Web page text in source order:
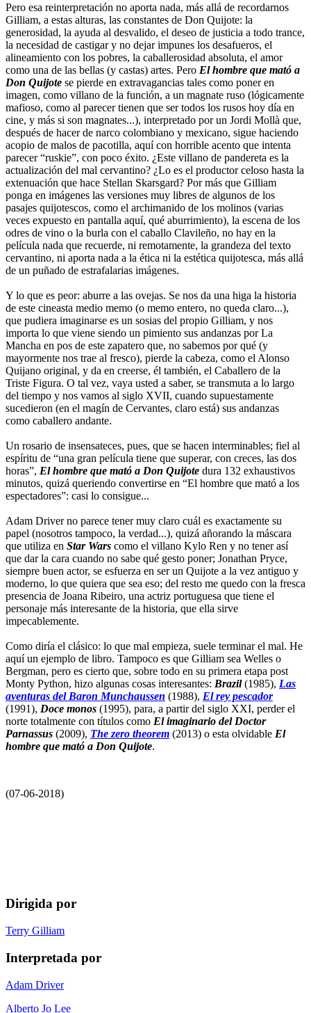
Pero esa reinterpretación no aporta nada, más allá de recordarnos
Gilliam, a estas alturas, las constantes de Don Quijote: la
generosidad, la ayuda al desvalido, el deseo de justicia a todo trance,
la necesidad de castigar y no dejar impunes los desafueros, el
alineamiento con los pobres, la caballerosidad absoluta, el amor
como una de las bellas (y castas) artes. Pero El hombre que mató a
Don Quijote se pierde en extravagancias tales como poner en
imagen, como villano de la función, a un magnate ruso (lógicamente
mafioso, como al parecer tienen que ser todos los rusos hoy día en
cine, y más si son magnates...), interpretado por un Jordi Mollà que,
después de hacer de narco colombiano y mexicano, sigue haciendo
acopio de malos de pacotilla, aquí con horrible acento que intenta
parecer “ruskie”, con poco éxito. ¿Este villano de pandereta es la
actualización del mal cervantino? ¿Lo es el productor celoso hasta la
extenuación que hace Stellan Skarsgard? Por más que Gilliam
ponga en imágenes las versiones muy libres de algunos de los
pasajes quijotescos, como el archimanido de los molinos (varias
veces expuesto en pantalla aquí, qué aburrimiento), la escena de los
odres de vino o la burla con el caballo Clavileño, no hay en la
película nada que recuerde, ni remotamente, la grandeza del texto
cervantino, ni aporta nada a la ética ni la estética quijotesca, más allá
de un puñado de estrafalarias imágenes.
Y lo que es peor: aburre a las ovejas. Se nos da una higa la historia
de este cineasta medio memo (o memo entero, no queda claro...),
que pudiera imaginarse es un sosias del propio Gilliam, y nos
importa lo que viene siendo un pimiento sus andanzas por La
Mancha en pos de este zapatero que, no sabemos por qué (y
mayormente nos trae al fresco), pierde la cabeza, como el Alonso
Quijano original, y da en creerse, él también, el Caballero de la
Triste Figura. O tal vez, vaya usted a saber, se transmuta a lo largo
del tiempo y nos vamos al siglo XVII, cuando supuestamente
sucedieron (en el magín de Cervantes, claro está) sus andanzas
como caballero andante.
Un rosario de insensateces, pues, que se hacen interminables; fiel al
espíritu de “una gran película tiene que superar, con creces, las dos
horas”, El hombre que mató a Don Quijote dura 132 exhaustivos
minutos, quizá queriendo convertirse en “El hombre que mató a los
espectadores”: casi lo consigue...
Adam Driver no parece tener muy claro cuál es exactamente su
papel (nosotros tampoco, la verdad...), quizá añorando la máscara
que utiliza en Star Wars como el villano Kylo Ren y no tener así
que dar la cara cuando no sabe qué gesto poner; Jonathan Pryce,
siempre buen actor, se esfuerza en ser un Quijote a la vez antiguo y
moderno, lo que quiera que sea eso; del resto me quedo con la fresca
presencia de Joana Ribeiro, una actriz portuguesa que tiene el
personaje más interesante de la historia, que ella sirve
impecablemente.
Como diría el clásico: lo que mal empieza, suele terminar el mal. He
aquí un ejemplo de libro. Tampoco es que Gilliam sea Welles o
Bergman, pero es cierto que, sobre todo en su primera etapa post
Monty Python, hizo algunas cosas interesantes: Brazil (1985), Las
aventuras del Baron Munchaussen (1988), El rey pescador
(1991), Doce monos (1995), para, a partir del siglo XXI, perder el
norte totalmente con títulos como El imaginario del Doctor
Parnassus (2009), The zero theorem (2013) o esta olvidable El
hombre que mató a Don Quijote.
(07-06-2018)
Dirigida por
Terry Gilliam
Interpretada por
Adam Driver
Alberto Jo Lee